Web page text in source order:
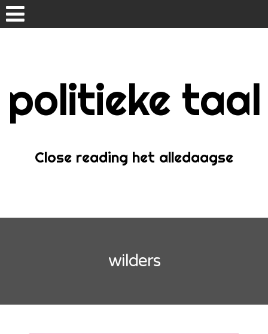
Home
Over
politieke taal
Close reading het alledaagse
wilders